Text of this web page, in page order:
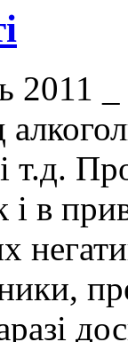
2011
т.д.
в